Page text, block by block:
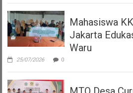
Mahasiswa
Jakarta
Waru
25/07/2026 0